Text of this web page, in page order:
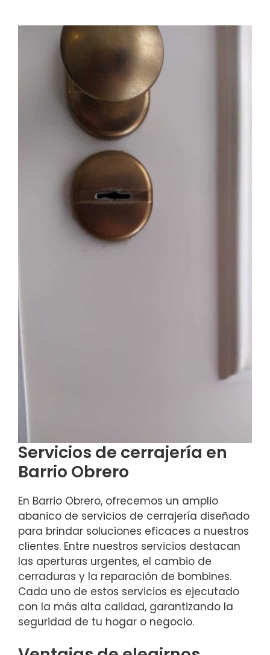
Servicios de cerrajería en
Barrio Obrero
En Barrio Obrero, ofrecemos un amplio
abanico de servicios de cerrajería diseñado
para brindar soluciones eficaces a nuestros
clientes. Entre nuestros servicios destacan
las aperturas urgentes, el cambio de
cerraduras y la reparación de bombines.
Cada uno de estos servicios es ejecutado
con la más alta calidad, garantizando la
seguridad de tu hogar o negocio.